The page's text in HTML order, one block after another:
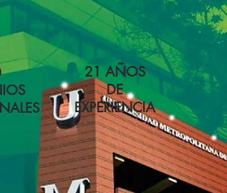
21 AÑOS
DE
EXPERIENCIA